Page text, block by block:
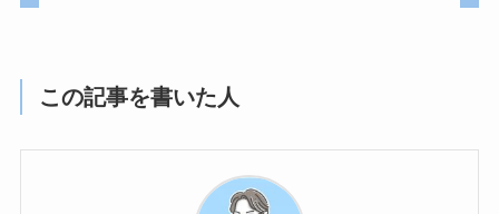
この記事を書いた人